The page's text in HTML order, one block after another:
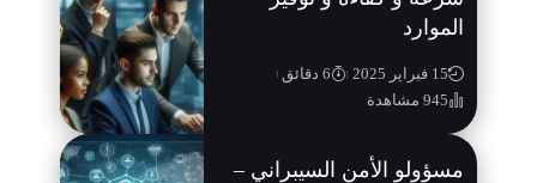
الموارد
15 فبراير 2025
6 دقائق
945 مشاهدة
مسؤولو الأمن السيبراني –